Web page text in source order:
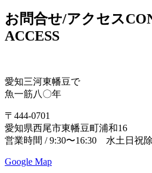
お問合せ/アクセス
ACCESS
愛知三河東幡豆で
魚一筋八〇年
〒444-0701
愛知県西尾市東幡豆町浦和16
営業時間 / 9:30〜16:30 水土日祝除
Google Map